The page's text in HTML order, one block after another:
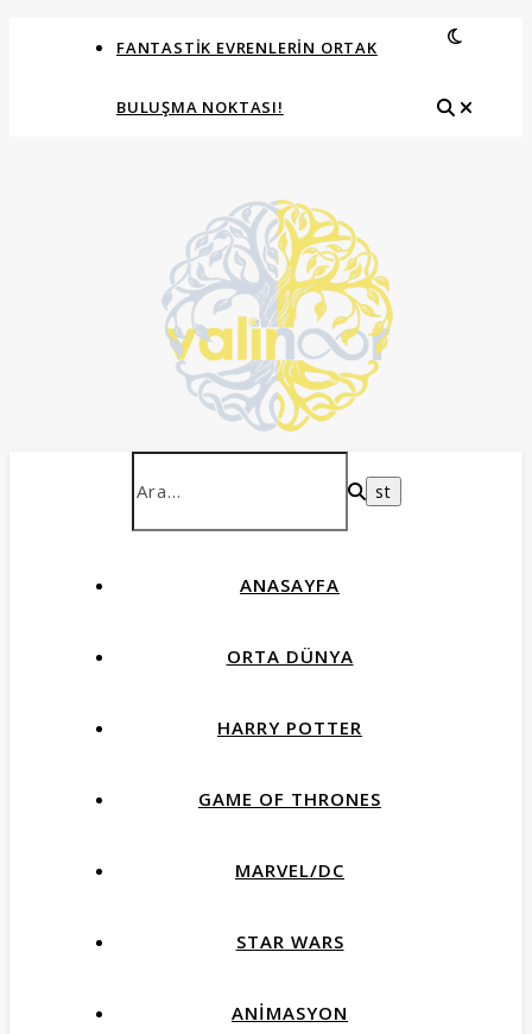
FANTASTIK EVRENLERIN ORTAK
BULUŞMA NOKTASI!
ANASAYFA
ORTA DÜNYA
HARRY POTTER
GAME OF THRONES
MARVEL/DC
STAR WARS
ANIMASYON